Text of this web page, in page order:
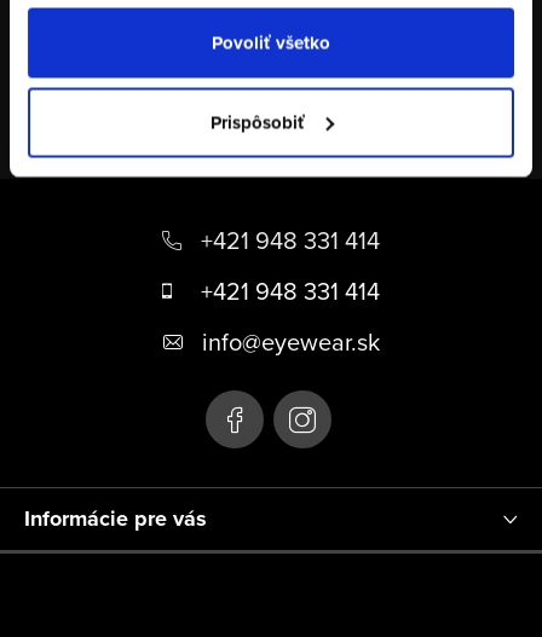
Povoliť všetko
Prispôsobiť
Odoberať newsletter
Email PRIHLÁSIŤ SA
+421 948 331 414
+421 948 331 414
info@eyewear.sk
Informácie pre vás